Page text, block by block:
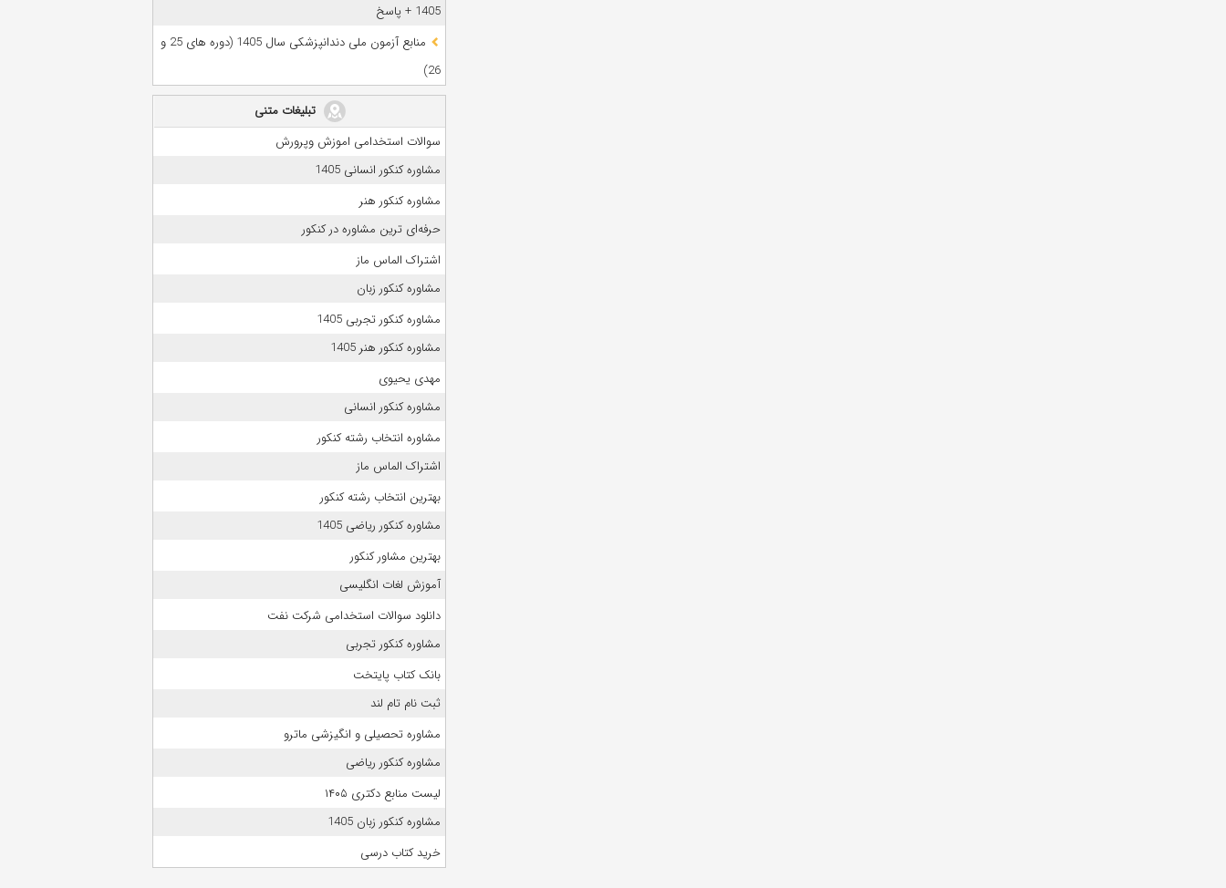
1405 + پاسخ
ﻣﻨﺎﺑﻊ آزﻣﻮن ﻣﻠﯽ دندانپزشکی سال 1405 (دوره های 25 و
26)
تبلیغات متنی
سوالات استخدامی اموزش وپرورش
مشاوره کنکور انسانی 1405
مشاوره کنکور هنر
حرفه‌ای ترین مشاوره در کنکور
اشتراک الماس ماز
مشاوره کنکور زبان
مشاوره کنکور تجربی 1405
مشاوره کنکور هنر 1405
مهدی یحیوی
مشاوره کنکور انسانی
مشاوره انتخاب رشته کنکور
اشتراک الماس ماز
بهترین انتخاب رشته کنکور
مشاوره کنکور ریاضی 1405
بهترین مشاور کنکور
آموزش لغات انگلیسی
دانلود سوالات استخدامی شرکت نفت
مشاوره کنکور تجربی
بانک کتاب پایتخت
ثبت نام تام لند
مشاوره تحصیلی و انگیزشی ماترو
مشاوره کنکور ریاضی
لیست منابع دکتری ۱۴۰۵
مشاوره کنکور زبان 1405
خرید کتاب درسی